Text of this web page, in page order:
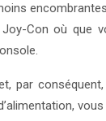
Con où que
par